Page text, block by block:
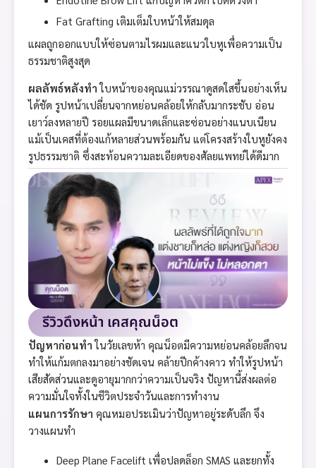
Fat Grafting เติมเต็มใบหน้าให้สมดุล
แผลถูกออกแบบให้ซ่อนตามไรผมและแนวใบหูเพื่อความเป็น
ธรรมชาติสูงสุด
ผลลัพธ์หลังทำใบหน้าของคุณแม่วรรณาดูสดใสขึ้นอย่างเห็น
ได้ชัด รูปหน้าเปลี่ยนจากหย่อนคล้อยให้กลับมากระชับ อ่อน
เยาว์ลงหลายปี รอยแผลมีขนาดเล็กและซ่อนอย่างแนบเนียน
แม้เป็นเคสที่ต้องแก้หลายส่วนพร้อมกัน แต่โครงสร้างใบหูยังคง
รูปธรรมชาติ ซึ่งสะท้อนความละเอียดของศัลยแพทย์ได้ดีมาก
รีวิวดึงหน้า เคสคุณน็อต
ปัญหาก่อนทำในวัยเลขห้า คุณน็อตมีความหย่อนคล้อยลึกจน
ทำให้แก้มตกลงมาอย่างชัดเจน คล้ายปีกค้างคาว ทำให้รูปหน้า
เสียสัดส่วนและดูอายุมากกว่าความเป็นจริง ปัญหานี้ส่งผลต่อ
ความมั่นใจทั้งในชีวิตประจำวันและการทำงาน
แผนการรักษา คุณหมอประเมินว่าปัญหาอยู่ระดับลึก จึง
วางแผนทำ
Deep Plane Facelift เพื่อปลดล็อก SMAS และยกทั้ง